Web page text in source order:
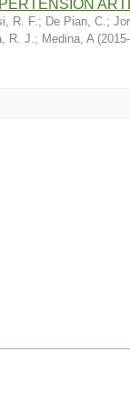
R. F.; De Pian, C.;
R. J.; Medina, A (